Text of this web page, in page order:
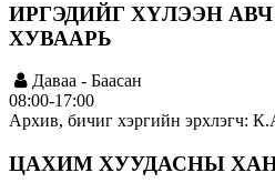
ИРГЭДИЙГ ХҮЛЭЭН
ХУВААРЬ
Даваа - Баасан
08:00-17:00
Архив, бичиг хэргийн эрхлэгч:
ЦАХИМ ХУУДАСНЫ